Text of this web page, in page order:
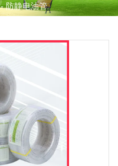
-防静电油管